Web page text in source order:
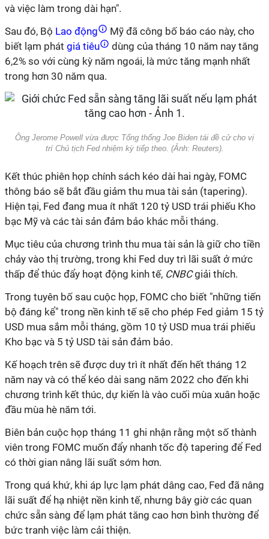
và việc làm trong dài hạn".
Sau đó, Bộ Lao động
Mỹ đã công bố báo cáo này, cho
biết lạm phát giá tiêu
dùng của tháng 10 năm nay tăng
6,2% so với cùng kỳ năm ngoái, là mức tăng mạnh nhất
trong hơn 30 năm qua.
Ông Jerome Powell vừa được Tổng thống Joe Biden tái đề cử cho vị
trí Chủ tịch Fed nhiệm kỳ tiếp theo. (Ảnh: Reuters).
Kết thúc phiên họp chính sách kéo dài hai ngày, FOMC
thông báo sẽ bắt đầu giảm thu mua tài sản (tapering).
Hiện tại, Fed đang mua ít nhất 120 tỷ USD trái phiếu Kho
bạc Mỹ và các tài sản đảm bảo khác mỗi tháng.
Mục tiêu của chương trình thu mua tài sản là giữ cho tiền
chảy vào thị trường, trong khi Fed duy trì lãi suất ở mức
thấp để thúc đẩy hoạt động kinh tế, CNBCgiải thích.
Trong tuyên bố sau cuộc họp, FOMC cho biết "những tiến
bộ đáng kể" trong nền kinh tế sẽ cho phép Fed giảm 15 tỷ
USD mua sắm mỗi tháng, gồm 10 tỷ USD mua trái phiếu
Kho bạc và 5 tỷ USD tài sản đảm bảo.
Kế hoạch trên sẽ được duy trì ít nhất đến hết tháng 12
năm nay và có thể kéo dài sang năm 2022 cho đến khi
chương trình kết thúc, dự kiến là vào cuối mùa xuân hoặc
đầu mùa hè năm tới.
Biên bản cuộc họp tháng 11 ghi nhận rằng một số thành
viên trong FOMC muốn đẩy nhanh tốc độ tapering để Fed
có thời gian nâng lãi suất sớm hơn.
Trong quá khứ, khi áp lực lạm phát dâng cao, Fed đã nâng
lãi suất để hạ nhiệt nền kinh tế, nhưng bây giờ các quan
chức sẵn sàng để lạm phát tăng cao hơn bình thường để
bức tranh việc làm cải thiện.